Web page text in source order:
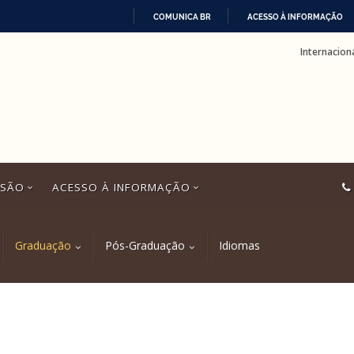
COMUNICA BR ACESSO À INFORMAÇÃO
ACESSO À INFORMAÇÃO
Graduação Pós-Graduação Idiomas